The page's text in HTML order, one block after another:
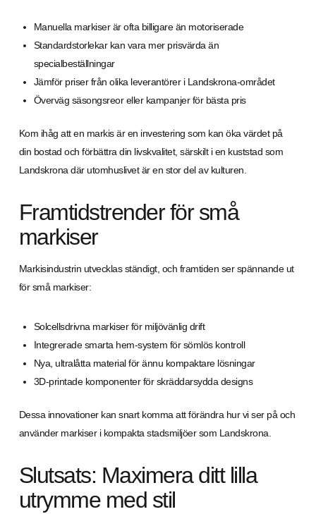
Manuella markiser är ofta billigare än motoriserade
Standardstorlekar kan vara mer prisvärda än
specialbeställningar
Jämför priser från olika leverantörer i Landskrona-området
Överväg säsongsreor eller kampanjer för bästa pris
Kom ihåg att en markis är en investering som kan öka värdet på
din bostad och förbättra din livskvalitet, särskilt i en kuststad som
Landskrona där utomhuslivet är en stor del av kulturen.
Framtidstrender för små
markiser
Markisindustrin utvecklas ständigt, och framtiden ser spännande ut
för små markiser:
Solcellsdrivna markiser för miljövänlig drift
Integrerade smarta hem-system för sömlös kontroll
Nya, ultralåtta material för ännu kompaktare lösningar
3D-printade komponenter för skräddarsydda designs
Dessa innovationer kan snart komma att förändra hur vi ser på och
använder markiser i kompakta stadsmiljöer som Landskrona.
Slutsats: Maximera ditt lilla
utrymme med stil